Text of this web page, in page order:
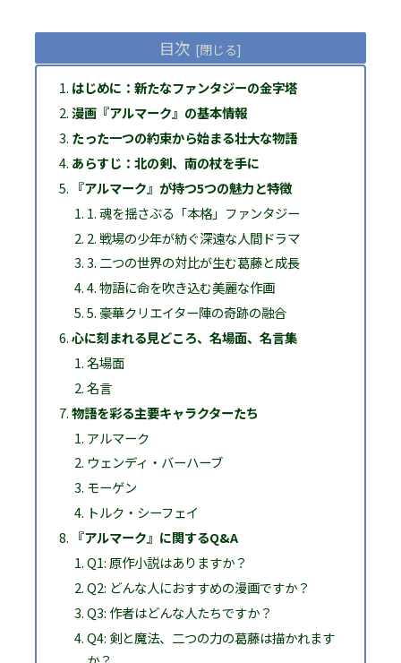
目次
はじめに：新たなファンタジーの金字塔
漫画『アルマーク』の基本情報
たった一つの約束から始まる壮大な物語
あらすじ：北の剣、南の杖を手に
『アルマーク』が持つ5つの魅力と特徴
1. 魂を揺さぶる「本格」ファンタジー
2. 戦場の少年が紡ぐ深遠な人間ドラマ
3. 二つの世界の対比が生む葛藤と成長
4. 物語に命を吹き込む美麗な作画
5. 豪華クリエイター陣の奇跡の融合
心に刻まれる見どころ、名場面、名言集
名場面
名言
物語を彩る主要キャラクターたち
アルマーク
ウェンディ・バーハーブ
モーゲン
トルク・シーフェイ
『アルマーク』に関するQ&A
Q1: 原作小説はありますか？
Q2: どんな人におすすめの漫画ですか？
Q3: 作者はどんな人たちですか？
Q4: 剣と魔法、二つの力の葛藤は描かれます